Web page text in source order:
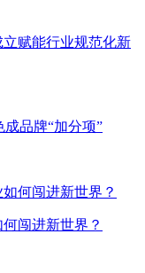
赋能行业规范化新
成品牌“加分项”
闯进新世界？